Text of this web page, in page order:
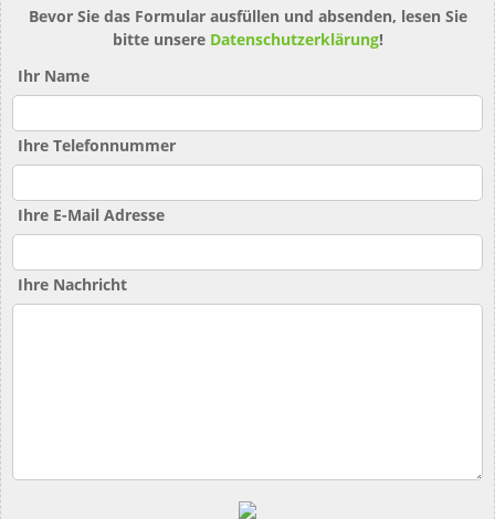
Bevor Sie das Formular ausfüllen und absenden, lesen Sie
bitte unsere Datenschutzerklärung!
Ihr Name
Ihre Telefonnummer
Ihre E-Mail Adresse
Ihre Nachricht